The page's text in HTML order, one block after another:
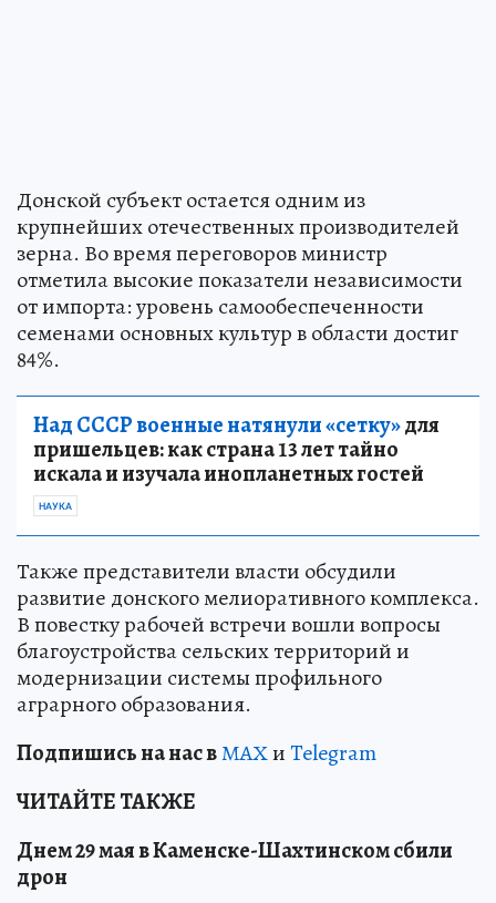
Донской субъект остается одним из
крупнейших отечественных производителей
зерна. Во время переговоров министр
отметила высокие показатели независимости
от импорта: уровень самообеспеченности
семенами основных культур в области достиг
84%.
Над СССР военные натянули «сетку»для
пришельцев: как страна 13 лет тайно
искала и изучала инопланетных гостей
НАУКА
Также представители власти обсудили
развитие донского мелиоративного комплекса.
В повестку рабочей встречи вошли вопросы
благоустройства сельских территорий и
модернизации системы профильного
аграрного образования.
Подпишись на нас вМАХиTelegram
ЧИТАЙТЕ ТАКЖЕ
Днем 29 мая в Каменске-Шахтинском сбили
дрон